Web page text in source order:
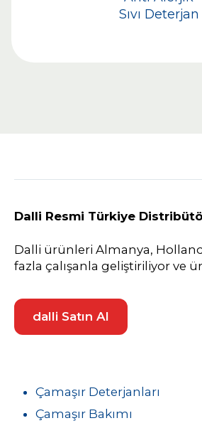
Sıvı Deterjan
Dalli Resmi Türkiye
Dalli ürünleri Almanya,
fazla çalışanla geliştiriliyor ve
dalli Satın Al
Çamaşır Deterjanları
Çamaşır Bakımı